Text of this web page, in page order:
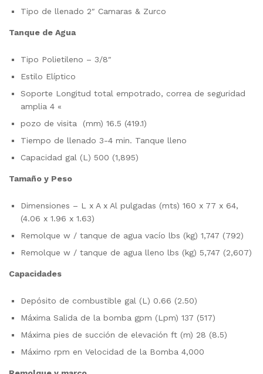
Tipo de llenado 2″ Camaras & Zurco
Tanque de Agua
Tipo Polietileno – 3/8″
Estilo Elíptico
Soporte Longitud total empotrado, correa de seguridad
amplia 4 «
pozo de visita (mm) 16.5 (419.1)
Tiempo de llenado 3-4 min. Tanque lleno
Capacidad gal (L) 500 (1,895)
Tamaño y Peso
Dimensiones – L x A x Al pulgadas (mts) 160 x 77 x 64,
(4.06 x 1.96 x 1.63)
Remolque w / tanque de agua vacío lbs (kg) 1,747 (792)
Remolque w / tanque de agua lleno lbs (kg) 5,747 (2,607)
Capacidades
Depósito de combustible gal (L) 0.66 (2.50)
Máxima Salida de la bomba gpm (Lpm) 137 (517)
Máxima pies de succión de elevación ft (m) 28 (8.5)
Máximo rpm en Velocidad de la Bomba 4,000